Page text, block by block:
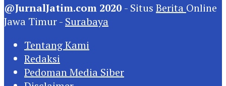
@JurnalJatim.com 2020 - Situs Berita Online
Jawa Timur - Surabaya
Tentang Kami
Redaksi
Pedoman Media Siber